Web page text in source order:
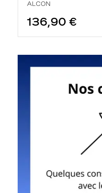
ALCON
136,90 €